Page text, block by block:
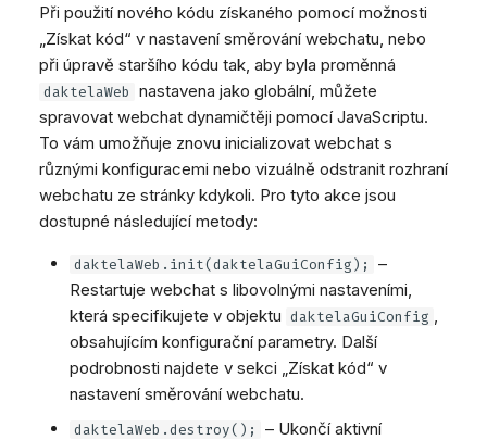
Při použití nového kódu získaného pomocí možnosti
„Získat kód“ v nastavení směrování webchatu, nebo
při úpravě staršího kódu tak, aby byla proměnná
daktelaWeb nastavena jako globální, můžete
spravovat webchat dynamičtěji pomocí JavaScriptu.
To vám umožňuje znovu inicializovat webchat s
různými konfiguracemi nebo vizuálně odstranit rozhraní
webchatu ze stránky kdykoli. Pro tyto akce jsou
dostupné následující metody:
daktelaWeb.init(daktelaGuiConfig);
–
Restartuje webchat s libovolnými nastaveními,
která specifikujete v objektu daktelaGuiConfig ,
obsahujícím konfigurační parametry. Další
podrobnosti najdete v sekci „Získat kód“ v
nastavení směrování webchatu.
daktelaWeb.destroy();
– Ukončí aktivní